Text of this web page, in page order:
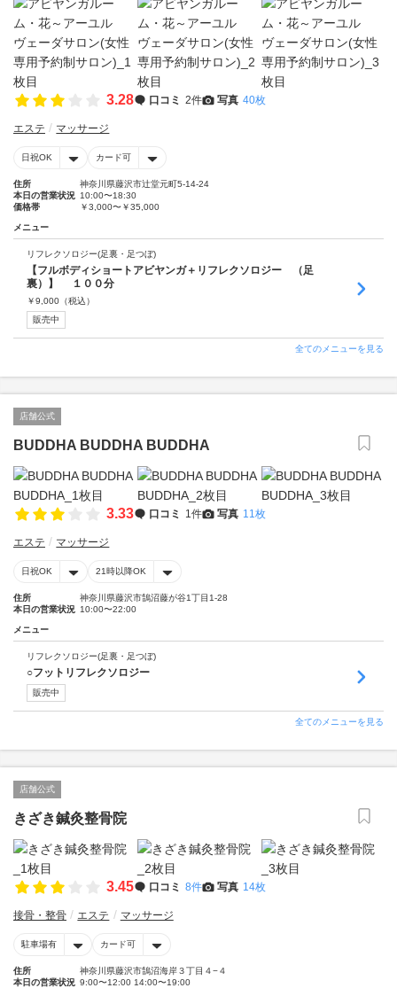
3.28 口コミ 2件 写真 40枚
エステ マッサージ
日祝OK カード可
住所
神奈川県藤沢市辻堂元町5-14-24
本日の営業状況 10:00〜18:30
価格帯
￥3,000〜￥35,000
メニュー
リフレクソロジー(足裏・足つぼ)
【フルボディショートアビヤンガ＋リフレクソロジー （足
裏）】 １００分
￥9,000 （税込）
販売中
全てのメニューを見る
店舗公式
BUDDHA BUDDHA BUDDHA
3.33 口コミ 1件 写真 11枚
エステ マッサージ
日祝OK 21時以降OK
住所
神奈川県藤沢市鵠沼藤が谷1丁目1-28
本日の営業状況 10:00〜22:00
メニュー
リフレクソロジー(足裏・足つぼ)
○フットリフレクソロジー
販売中
全てのメニューを見る
店舗公式
きざき鍼灸整骨院
3.45 口コミ 8件 写真 14枚
接骨・整骨 エステ マッサージ
駐車場有 カード可
住所
神奈川県藤沢市鵠沼海岸３丁目４−４
本日の営業状況 9:00〜12:00 14:00〜19:00